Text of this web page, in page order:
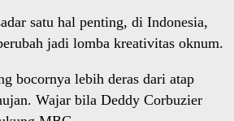
satu hal penting, di Indonesia,
jadi lomba kreativitas oknum.
bocornya lebih deras dari atap
Wajar bila Deddy Corbuzier